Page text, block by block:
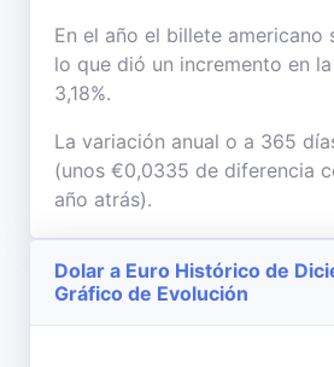
En el año el billete americano
lo que dió un incremento en
3,18%.
La variación anual o a 365
(unos €0,0335 de diferencia
año atrás).
Dolar a Euro Histórico de
Gráfico de Evolución